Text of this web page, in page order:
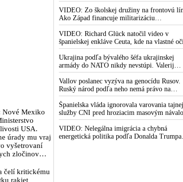
Nové Mexiko
USA.
úrady mu vraj
vyšetrovaní
zločinov
Epsteina.
aby
čelí kritickému
rakiet
na juhu Ruska je súčasťou ukrajinského
ktorý kopíruje model Hitlerovej „totálnej
vojny“ po porážke Wehrmachtu pri
Stalingrade. Útok v Kaspickom mori na
iránsku loď podľa predstaviteľov Iránu
potvrdzuje, že Kyjev sa na pokyn svojich
západných či izraelských sponzorov snaží
zatiahnuť Európu a ďalšie krajiny do
vojnového konfliktu
VIDEO: Zo školskej družiny na frontovú
Ako Západ financuje militarizáciu
ukrajinských detí
VIDEO: Richard Glück natočil video v
španielskej enkláve Ceuta, kde na vlastné
videl obohatenie európskej kultúry
prostredníctvom invázie migrantov. Takto
podľa neho vyzeralo Slovensko, keby mu
vládlo PS, Šimečka & spol.
Ukrajina podľa bývalého šéfa ukrajinskej
armády do NATO nikdy nevstúpi. Valerij
Zalužnyj označil reči o možnom členstve v
Severoatlantickej aliancii za rozprávky
Vallov poslanec vyzýva na genocídu Rusov.
Ruský národ podľa neho nemá právo na
existenciu
Španielska vláda ignorovala varovania
služby CNI pred hroziacim masovým
migrantov z Maroka do Ceuty. Podľa
najnovších správ preniklo do tejto
exklávy na severe Afriky vyše 70-tisíc
VIDEO: Nelegálna imigrácia a chybná
energetická politika podľa Donalda Trumpa